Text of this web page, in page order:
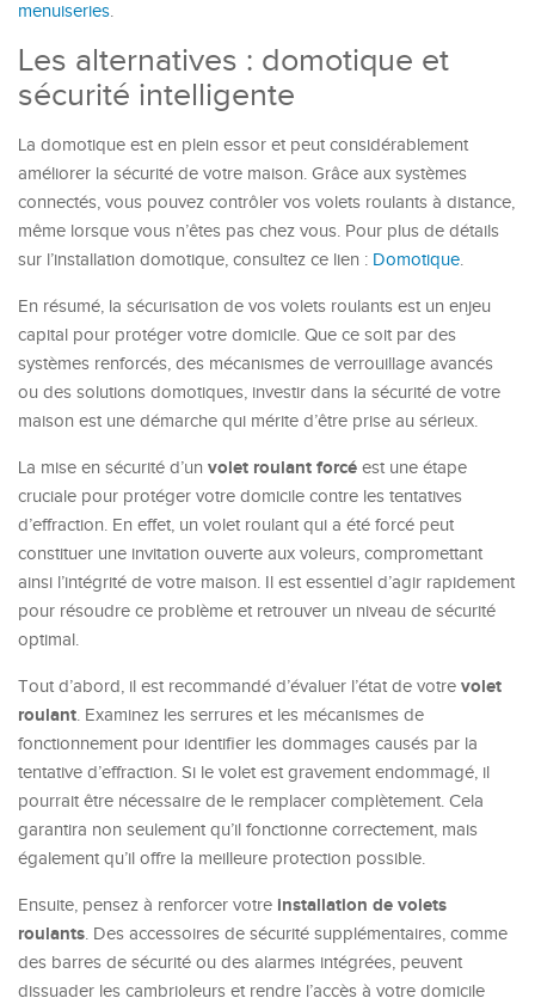
menuiseries.
Les alternatives : domotique et
sécurité intelligente
La domotique est en plein essor et peut considérablement
améliorer la sécurité de votre maison. Grâce aux systèmes
connectés, vous pouvez contrôler vos volets roulants à distance,
même lorsque vous n’êtes pas chez vous. Pour plus de détails
sur l’installation domotique, consultez ce lien : Domotique.
En résumé, la sécurisation de vos volets roulants est un enjeu
capital pour protéger votre domicile. Que ce soit par des
systèmes renforcés, des mécanismes de verrouillage avancés
ou des solutions domotiques, investir dans la sécurité de votre
maison est une démarche qui mérite d’être prise au sérieux.
La mise en sécurité d’un volet roulant forcé est une étape
cruciale pour protéger votre domicile contre les tentatives
d’effraction. En effet, un volet roulant qui a été forcé peut
constituer une invitation ouverte aux voleurs, compromettant
ainsi l’intégrité de votre maison. Il est essentiel d’agir rapidement
pour résoudre ce problème et retrouver un niveau de sécurité
optimal.
Tout d’abord, il est recommandé d’évaluer l’état de votre volet
roulant. Examinez les serrures et les mécanismes de
fonctionnement pour identifier les dommages causés par la
tentative d’effraction. Si le volet est gravement endommagé, il
pourrait être nécessaire de le remplacer complètement. Cela
garantira non seulement qu’il fonctionne correctement, mais
également qu’il offre la meilleure protection possible.
Ensuite, pensez à renforcer votre installation de volets
roulants. Des accessoires de sécurité supplémentaires, comme
des barres de sécurité ou des alarmes intégrées, peuvent
dissuader les cambrioleurs et rendre l’accès à votre domicile